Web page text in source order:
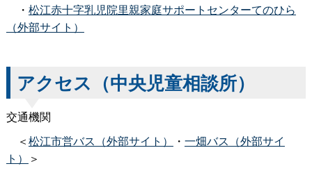
・ 松江赤十字乳児院里親家庭サポートセンターてのひら
（外部サイト）
アクセス（中央児童相談所）
交通機関
＜松江市営バス（外部サイト） ・ 一畑バス（外部サイ
ト）
＞